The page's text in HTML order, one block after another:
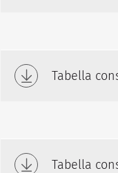
Tabella
Tabella